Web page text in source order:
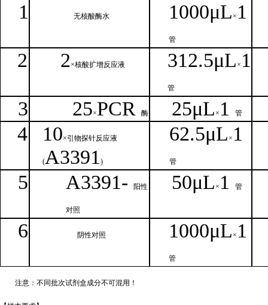
1 无核酸酶水 1000μL × 1
管
2 2×核酸扩增反应液 312.5μL × 1
管
3 25×PCR 酶 25μL × 1 管
4 10×引物探针反应液
(A3391)
62.5μL × 1
管
5 A3391- 阳性
对照
50μL × 1管
6 阴性对照 1000μL × 1
管
注意：不同批次试剂盒成分不可混用！